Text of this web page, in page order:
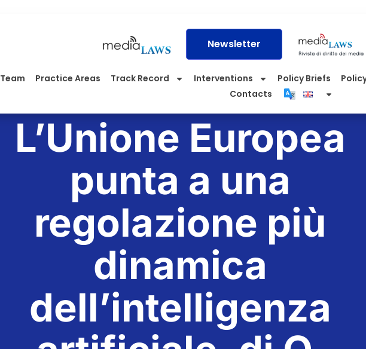
Newsletter
Team Practice Areas Track Record Interventions Policy Briefs
Contacts
L’Unione Europea
punta a una
regolazione più
dinamica
dell’intelligenza